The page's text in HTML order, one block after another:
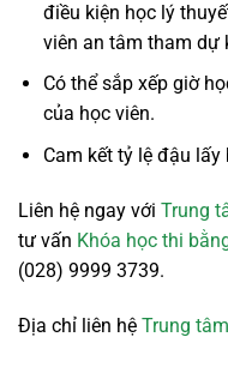
điều kiện học lý
viên an tâm tham dự
Có thể sắp xếp giờ
của học viên.
Cam kết tỷ lệ đậu lấy
Liên hệ ngay với Trung
tư vấn Khóa học thi
(028) 9999 3739.
Địa chỉ liên hệ Trung